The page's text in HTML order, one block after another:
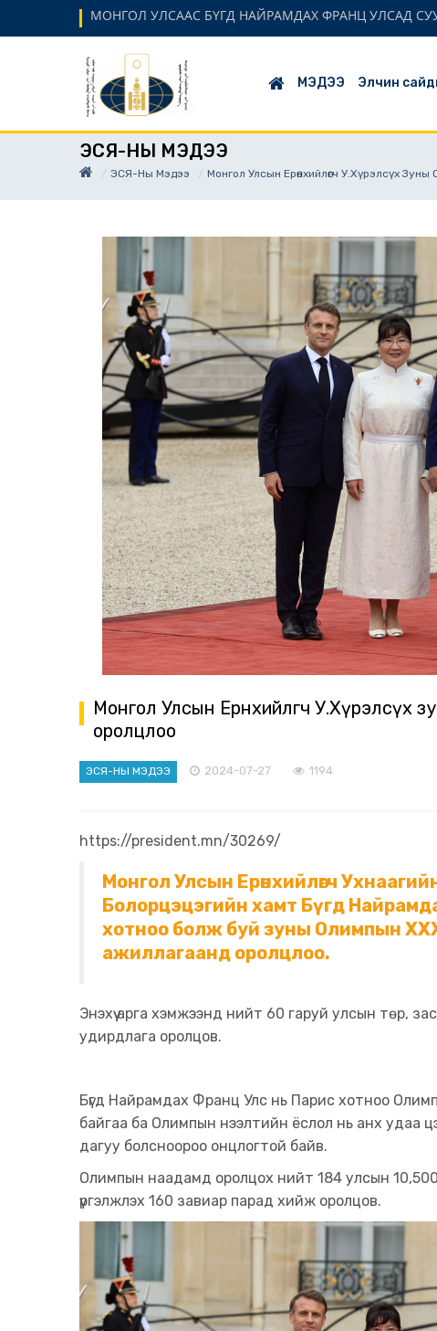
МОНГОЛ УЛСААС БҮГД НАЙРАМДАХ ФРАНЦ УЛСАД
МЭДЭЭ Элчин
ЭСЯ-НЫ МЭДЭЭ
ЭСЯ-Ны Мэдээ Монгол Улсын Ерөнхийлөгч У.Хүрэлсүх
Монгол Улсын Ерөнхийлөгч
оролцлоо
ЭСЯ-НЫ МЭДЭЭ 2024-07-27 1194
https://president.mn/30269/
Монгол Улсын Ерөнхийлөгч
Болорцэцэгийн хамт Бүгд
хотноо болж буй зуны Олимпын
ажиллагаанд оролцлоо.
Энэхүү арга хэмжээнд нийт 60 гаруй улсын төр,
удирдлага оролцов.
Бүгд Найрамдах Франц Улс нь Парис хотноо
байгаа ба Олимпын нээлтийн ёслол нь анх удаа
дагуу болсноороо онцлогтой байв.
Олимпын наадамд оролцох нийт 184 улсын
үргэлжлэх 160 завиар парад хийж оролцов.